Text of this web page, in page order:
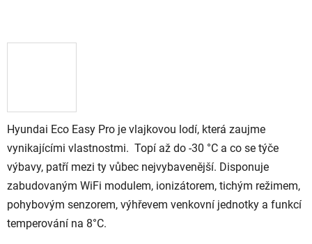
Hyundai Eco Easy Pro je vlajkovou lodí, která zaujme
vynikajícími vlastnostmi. Topí až do -30 °C a co se týče
výbavy, patří mezi ty vůbec nejvybavenější. Disponuje
zabudovaným WiFi modulem, ionizátorem, tichým režimem,
pohybovým senzorem, výhřevem venkovní jednotky a funkcí
temperování na 8°C.